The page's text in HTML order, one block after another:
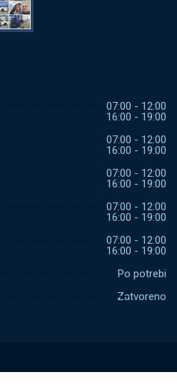
07:00 - 12:00
16:00 - 19:00
07:00 - 12:00
16:00 - 19:00
07:00 - 12:00
16:00 - 19:00
07:00 - 12:00
16:00 - 19:00
07:00 - 12:00
16:00 - 19:00
Po potrebi
Zatvoreno